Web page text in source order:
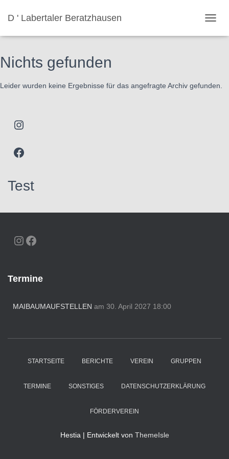
D ' Labertaler Beratzhausen
Termin Tag:adventsingen
Nichts gefunden
Leider wurden keine Ergebnisse für das angefragte Archiv gefunden.
Instagram
Facebook
Test
INSTAGRAM
Termine
MAIBAUMAUFSTELLEN am 30. April 2027 18:00
STARTSEITE BERICHTE VEREIN GRUPPEN
TERMINE SONSTIGES DATENSCHUTZERKLÄRUNG
FÖRDERVEREIN
Hestia | Entwickelt von ThemeIsle